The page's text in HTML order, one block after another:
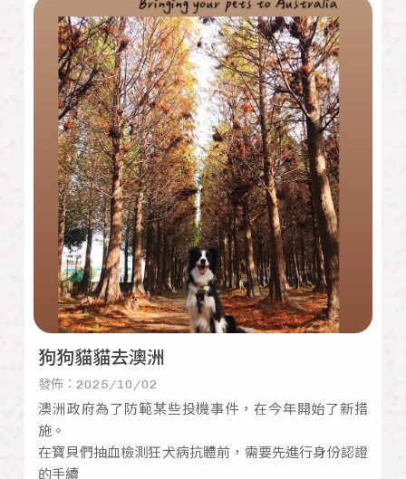
狗狗貓貓去澳洲
發佈：2025/10/02
澳洲政府為了防範某些投機事件，在今年開始了新措
施。
在寶貝們抽血檢測狂犬病抗體前，需要先進行身份認證
的手續